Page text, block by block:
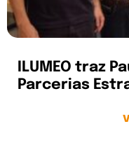
ILUMEO traz
Parcerias